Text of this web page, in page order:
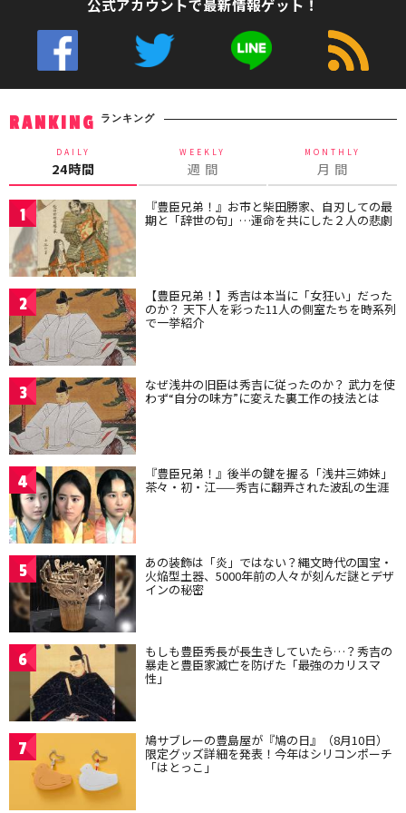
公式アカウントで最新情報ゲット！
RANKING ランキング
DAILY
24時間
WEEKLY
週 間
MONTHLY
月 間
1 『豊臣兄弟！』お市と柴田勝家、自刃しての最
期と「辞世の句」…運命を共にした２人の悲劇
2 【豊臣兄弟！】秀吉は本当に「女狂い」だった
のか？ 天下人を彩った11人の側室たちを時系列
で一挙紹介
3 なぜ浅井の旧臣は秀吉に従ったのか？ 武力を使
わず“自分の味方”に変えた裏工作の技法とは
4 『豊臣兄弟！』後半の鍵を握る「浅井三姉妹」
茶々・初・江——秀吉に翻弄された波乱の生涯
5 あの装飾は「炎」ではない？縄文時代の国宝・
火焔型土器、5000年前の人々が刻んだ謎とデザ
インの秘密
6 もしも豊臣秀長が長生きしていたら…？秀吉の
暴走と豊臣家滅亡を防げた「最強のカリスマ
性」
7 鳩サブレーの豊島屋が『鳩の日』（8月10日）
限定グッズ詳細を発表！今年はシリコンポーチ
「はとっこ」